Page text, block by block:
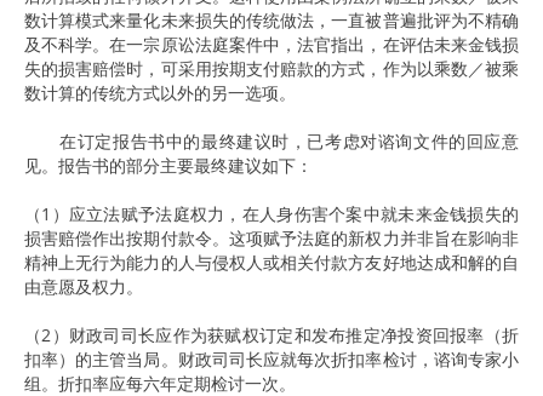
数计算模式来量化未来损失的传统做法，一直被普遍批评为不精确
及不科学。在一宗原讼法庭案件中，法官指出，在评估未来金钱损
失的损害赔偿时，可采用按期支付赔款的方式，作为以乘数／被乘
数计算的传统方式以外的另一选项。
在订定报告书中的最终建议时，已考虑对谘询文件的回应意
见。报告书的部分主要最终建议如下：
（1）应立法赋予法庭权力，在人身伤害个案中就未来金钱损失的
损害赔偿作出按期付款令。这项赋予法庭的新权力并非旨在影响非
精神上无行为能力的人与侵权人或相关付款方友好地达成和解的自
由意愿及权力。
（2）财政司司长应作为获赋权订定和发布推定净投资回报率（折
扣率）的主管当局。财政司司长应就每次折扣率检讨，谘询专家小
组。折扣率应每六年定期检讨一次。